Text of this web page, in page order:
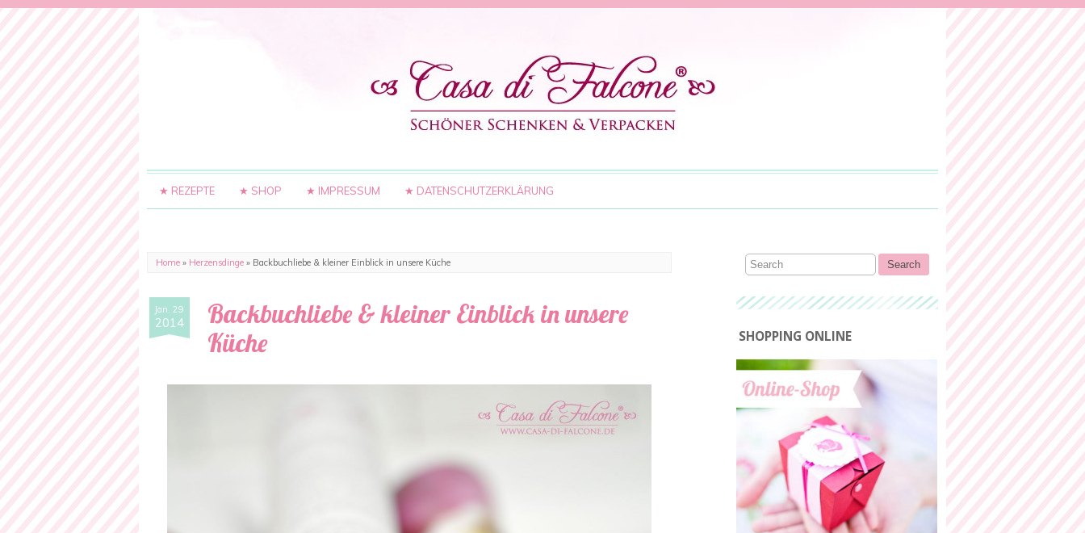
★ REZEPTE ★ SHOP ★ IMPRESSUM ★ DATENSCHUTZERKLÄRUNG
Home » Herzensdinge » Backbuchliebe & kleiner Einblick in unsere Küche
Jan. 29
2014
Backbuchliebe & kleiner Einblick in unsere
Küche
SHOPPING ONLINE